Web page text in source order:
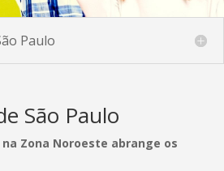
Paulo
São Paulo
Zona Noroeste abrange os